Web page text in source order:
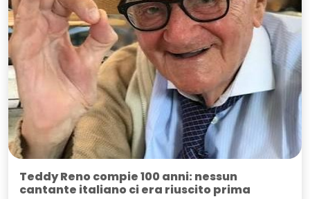
Teddy Reno compie 100 anni: nessun
cantante italiano ci era riuscito prima